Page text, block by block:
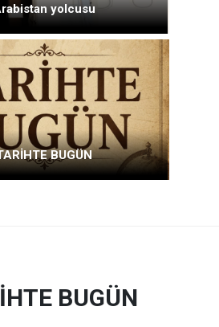
yolcusu
BUGÜN
BUGÜN